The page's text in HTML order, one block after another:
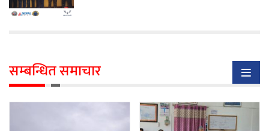
सम्बन्धित समाचार